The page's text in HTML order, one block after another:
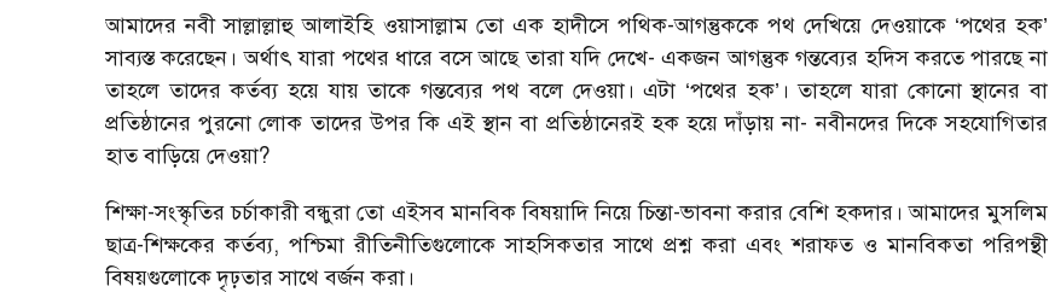
আমাদের নবী সাল্লাল্লাহু আলাইহি ওয়াসাল্লাম তো এক হাদীসে পথিক-আগন্তুককে পথ দেখিয়ে দেওয়াকে ‘পথের হক’
সাব্যস্ত করেছেন। অর্থাৎ যারা পথের ধারে বসে আছে তারা যদি দেখে- একজন আগন্তুক গন্তব্যের হদিস করতে পারছে না
তাহলে তাদের কর্তব্য হয়ে যায় তাকে গন্তব্যের পথ বলে দেওয়া। এটা ‘পথের হক’। তাহলে যারা কোনো স্থানের বা
প্রতিষ্ঠানের পুরনো লোক তাদের উপর কি এই স্থান বা প্রতিষ্ঠানেরই হক হয়ে দাঁড়ায় না- নবীনদের দিকে সহযোগিতার
হাত বাড়িয়ে দেওয়া?
শিক্ষা-সংস্কৃতির চর্চাকারী বন্ধুরা তো এইসব মানবিক বিষয়াদি নিয়ে চিন্তা-ভাবনা করার বেশি হকদার। আমাদের মুসলিম
ছাত্র-শিক্ষকের কর্তব্য, পশ্চিমা রীতিনীতিগুলোকে সাহসিকতার সাথে প্রশ্ন করা এবং শরাফত ও মানবিকতা পরিপন্থী
বিষয়গুলোকে দৃঢ়তার সাথে বর্জন করা।